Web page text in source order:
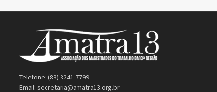
Telefone: (83) 3241-7799
Email: secretaria@amatra13.org.br